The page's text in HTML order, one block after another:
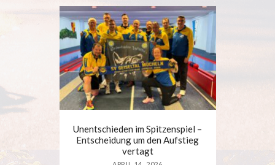
Unentschieden im Spitzenspiel –
Entscheidung um den Aufstieg
vertagt